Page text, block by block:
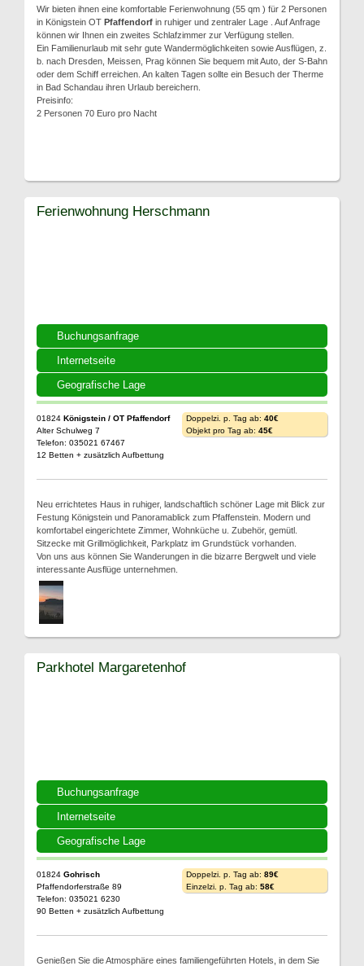
Wir bieten ihnen eine komfortable Ferienwohnung (55 qm ) für 2 Personen
in Königstein OT Pfaffendorf in ruhiger und zentraler Lage . Auf Anfrage
können wir Ihnen ein zweites Schlafzimmer zur Verfügung stellen.
Ein Familienurlaub mit sehr gute Wandermöglichkeiten sowie Ausflügen, z.
b. nach Dresden, Meissen, Prag können Sie bequem mit Auto, der S-Bahn
oder dem Schiff erreichen. An kalten Tagen sollte ein Besuch der Therme
in Bad Schandau ihren Urlaub bereichern.
Preisinfo:
2 Personen 70 Euro pro Nacht
Buchungsanfrage
Internetseite
Geografische Lage
Ferienwohnung Herschmann
01824 Königstein / OT Pfaffendorf
Alter Schulweg 7
Telefon: 035021 67467
12 Betten + zusätzlich Aufbettung
Doppelzi. p. Tag ab: 40€
Objekt pro Tag ab: 45€
Neu errichtetes Haus in ruhiger, landschaftlich schöner Lage mit Blick zur
Festung Königstein und Panoramablick zum Pfaffenstein. Modern und
komfortabel eingerichtete Zimmer, Wohnküche u. Zubehör, gemütl.
Sitzecke mit Grillmöglichkeit, Parkplatz im Grundstück vorhanden.
Von uns aus können Sie Wanderungen in die bizarre Bergwelt und viele
interessante Ausflüge unternehmen.
Buchungsanfrage
Internetseite
Geografische Lage
Parkhotel Margaretenhof
01824 Gohrisch
Pfaffendorferstraße 89
Telefon: 035021 6230
90 Betten + zusätzlich Aufbettung
Doppelzi. p. Tag ab: 89€
Einzelzi. p. Tag ab: 58€
Genießen Sie die Atmosphäre eines familiengeführten Hotels, in dem Sie